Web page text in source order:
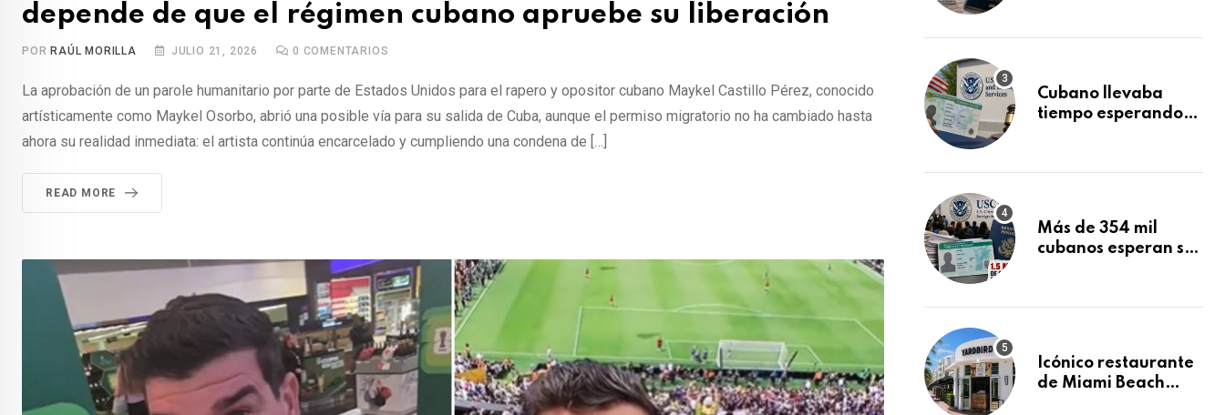
depende de que el régimen cubano apruebe su liberación
POR RAÚL MORILLA JULIO 21, 2026 0 COMENTARIOS
La aprobación de un parole humanitario por parte de Estados Unidos para el rapero y opositor cubano Maykel Castillo Pérez, conocido
artísticamente como Maykel Osorbo, abrió una posible vía para su salida de Cuba, aunque el permiso migratorio no ha cambiado hasta
ahora su realidad inmediata: el artista continúa encarcelado y cumpliendo una condena de […]
READ MORE
decidirse en una
Cubano llevaba
tiempo esperando
tras Writ of
Más de 354 mil
cubanos esperan su
acumula 1.5 millones
Icónico restaurante
de Miami Beach